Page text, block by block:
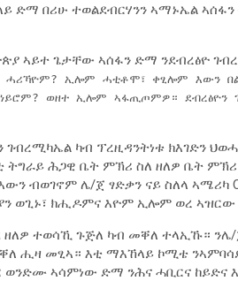
ድማ በሪሁ ተወልደብርሃንን ኣማኑኤል
ኣይተ ጌታቸው ኣሰፋን ድማ ንደብረፅዮ
ኢሎም ሓቲቶሞ፣ ቀፂሎም እውን
ወዘተ ኢሎም ኣፋጢጦምዎ። ደብረፅዮን
ካብ ፕረዚዳንትነቱ ክእገድን
ትግራይ ሕጋዊ ቤት ምኽሪ ስለ ዘለዎ ቤት
ብወገኖም ሌ/ጀ ፃድቃን ናይ ስለላ ኣሜሪካ
ወጊኑ፣ ክሒዶምና እዮም ኢሎም ወረ ኣዝርው
ተወሳኺ ጉጅለ ካብ መቐለ ተላኢኹ።
ሒዛ መፂኣ። እቲ ማእኸላይ ኮሚቴ
ኣሳምነው ድማ ንሕና ሓቢርና ከይድና